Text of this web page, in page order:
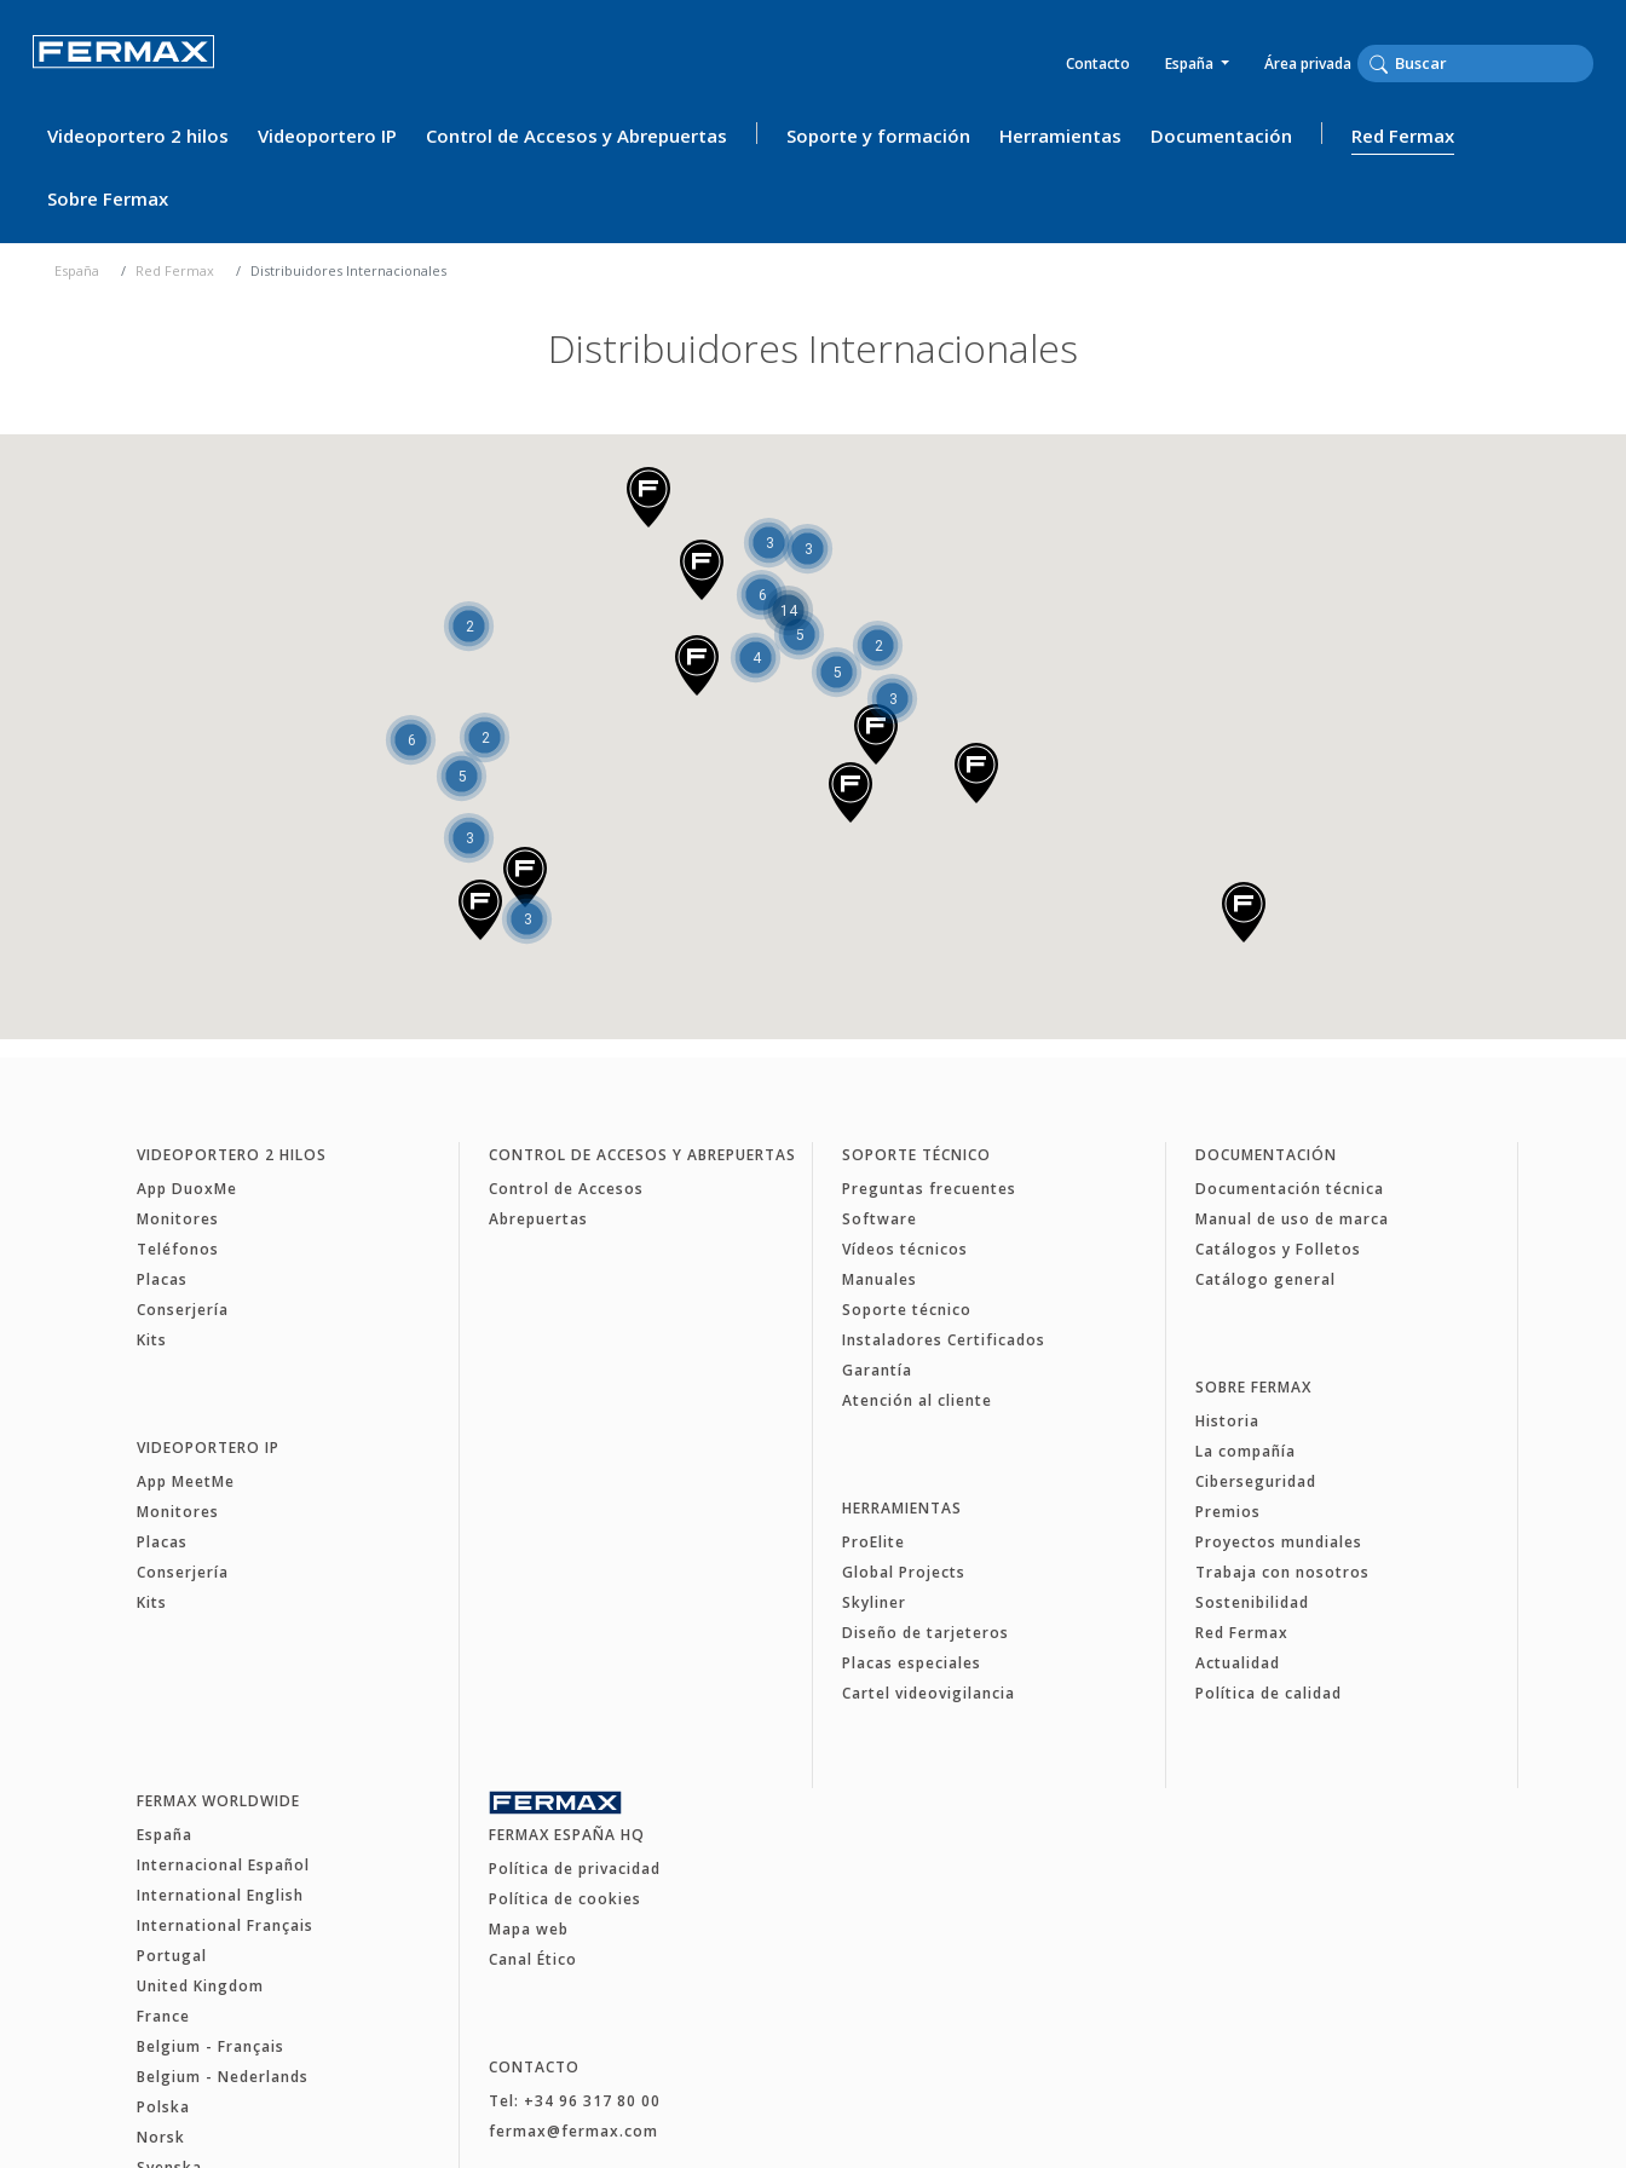
Contacto España Área privada
Videoportero 2 hilos Videoportero IP Control de Accesos y Abrepuertas Soporte y formación Herramientas Documentación Red Fermax
Sobre Fermax
España Red Fermax Distribuidores Internacionales
Distribuidores Internacionales
3
6
5
3
5
4
6
14
2
2
5
3
3
3
2
VIDEOPORTERO 2 HILOS
App DuoxMe
Monitores
Teléfonos
Placas
Conserjería
Kits
VIDEOPORTERO IP
App MeetMe
Monitores
Placas
Conserjería
Kits
CONTROL DE ACCESOS Y ABREPUERTAS
Control de Accesos
Abrepuertas
SOPORTE TÉCNICO
Preguntas frecuentes
Software
Vídeos técnicos
Manuales
Soporte técnico
Instaladores Certificados
Garantía
Atención al cliente
HERRAMIENTAS
ProElite
Global Projects
Skyliner
Diseño de tarjeteros
Placas especiales
Cartel videovigilancia
DOCUMENTACIÓN
Documentación técnica
Manual de uso de marca
Catálogos y Folletos
Catálogo general
SOBRE FERMAX
Historia
La compañía
Ciberseguridad
Premios
Proyectos mundiales
Trabaja con nosotros
Sostenibilidad
Red Fermax
Actualidad
Política de calidad
FERMAX WORLDWIDE
España
Internacional Español
International English
International Français
Portugal
United Kingdom
France
Belgium - Français
Belgium - Nederlands
Polska
Norsk
FERMAX ESPAÑA HQ
Política de privacidad
Política de cookies
Mapa web
Canal Ético
CONTACTO
Tel: +34 96 317 80 00
fermax@fermax.com